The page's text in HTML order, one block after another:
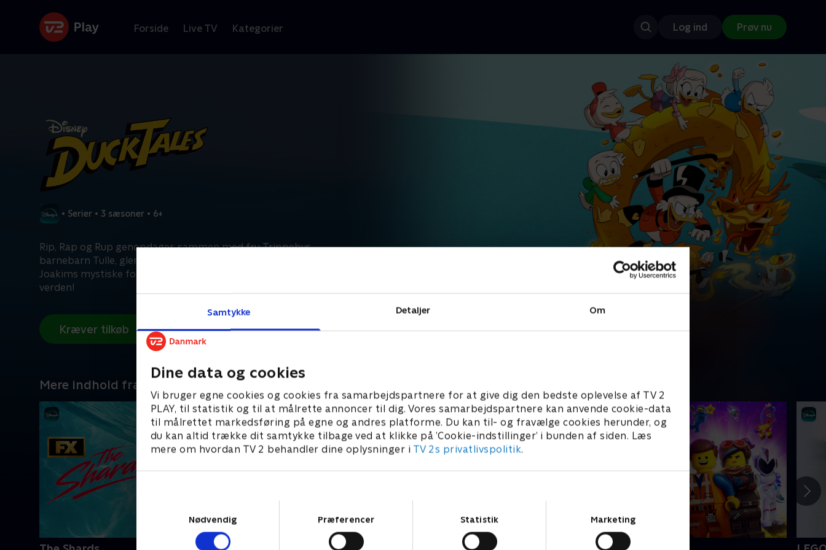
Samtykke Detaljer Om
Dine data og cookies
Vi bruger egne cookies og cookies fra samarbejdspartnere for at give dig den bedste oplevelse af TV 2
PLAY, til statistik og til at målrette annoncer til dig. Vores samarbejdspartnere kan anvende cookie-data
til målrettet markedsføring på egne og andres platforme. Du kan til- og fravælge cookies herunder, og
du kan altid trække dit samtykke tilbage ved at klikke på ’Cookie-indstillinger’ i bunden af siden. Læs
mere om hvordan TV 2 behandler dine oplysninger i TV 2s privatlivspolitik.
Nødvendig
Præferencer Statistik Marketing
Forside Live TV Kategorier Log ind Prøv nu
• Serier • 3 sæsoner • 6+
Rip, Rap og Rup genopdager, sammen med fru Trippebys
barnebarn Tulle, glemte familiehemmeligheder fra onkel
Joakims mystiske fortid, der sender familien ud på eventyr i hele
verden!
Kræver tilkøb
Mere indhold fra Disney+